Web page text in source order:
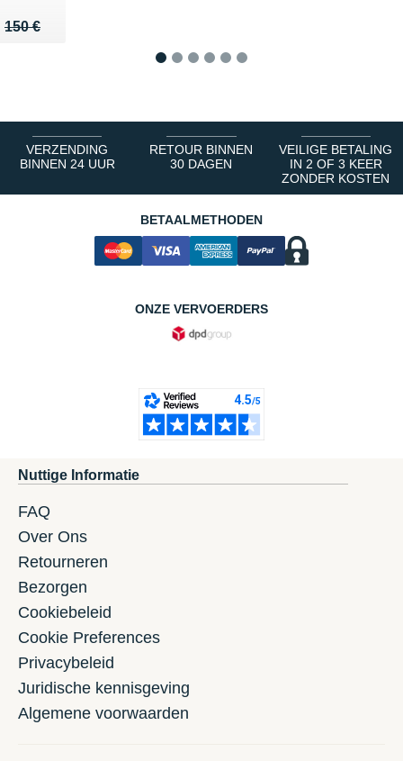
150 €150 €
109 €
VERZENDING
BINNEN 24 UUR
RETOUR BINNEN
30 DAGEN
VEILIGE BETALING
IN 2 OF 3 KEER
ZONDER KOSTEN
BETAALMETHODEN
ONZE VERVOERDERS
Nuttige Informatie
FAQ
Over Ons
Retourneren
Bezorgen
Cookiebeleid
Cookie Preferences
Privacybeleid
Juridische kennisgeving
Algemene voorwaarden